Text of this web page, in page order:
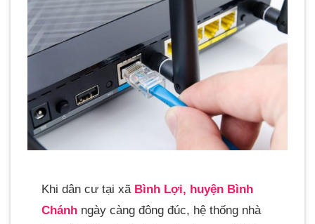
Khi dân cư tại xã Bình Lợi, huyện Bình
Chánh ngày càng đông đúc, hệ thống nhà